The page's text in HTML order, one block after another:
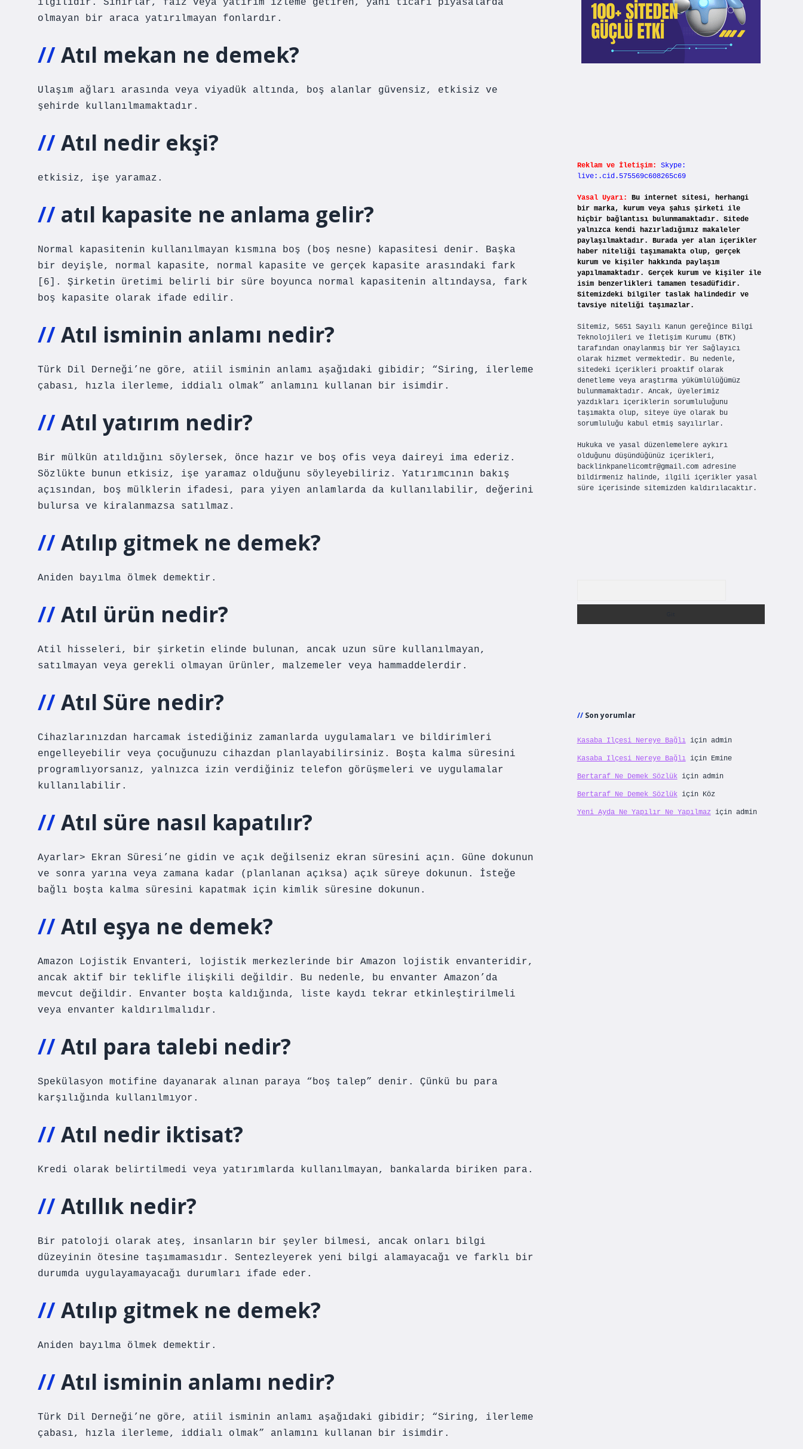
ilgilidir. Sınırlar, faiz veya yatırım izleme getiren, yani ticari piyasalarda
olmayan bir araca yatırılmayan fonlardır.
Atıl mekan ne demek?
Ulaşım ağları arasında veya viyadük altında, boş alanlar güvensiz, etkisiz ve
şehirde kullanılmamaktadır.
Atıl nedir ekşi?
etkisiz, işe yaramaz.
atıl kapasite ne anlama gelir?
Normal kapasitenin kullanılmayan kısmına boş (boş nesne) kapasitesi denir. Başka
bir deyişle, normal kapasite, normal kapasite ve gerçek kapasite arasındaki fark
[6]. Şirketin üretimi belirli bir süre boyunca normal kapasitenin altındaysa, fark
boş kapasite olarak ifade edilir.
Atıl isminin anlamı nedir?
Türk Dil Derneği’ne göre, atiil isminin anlamı aşağıdaki gibidir; “Siring, ilerleme
çabası, hızla ilerleme, iddialı olmak” anlamını kullanan bir isimdir.
Atıl yatırım nedir?
Bir mülkün atıldığını söylersek, önce hazır ve boş ofis veya daireyi ima ederiz.
Sözlükte bunun etkisiz, işe yaramaz olduğunu söyleyebiliriz. Yatırımcının bakış
açısından, boş mülklerin ifadesi, para yiyen anlamlarda da kullanılabilir, değerini
bulursa ve kiralanmazsa satılmaz.
Atılıp gitmek ne demek?
Aniden bayılma ölmek demektir.
Atıl ürün nedir?
Atil hisseleri, bir şirketin elinde bulunan, ancak uzun süre kullanılmayan,
satılmayan veya gerekli olmayan ürünler, malzemeler veya hammaddelerdir.
Atıl Süre nedir?
Cihazlarınızdan harcamak istediğiniz zamanlarda uygulamaları ve bildirimleri
engelleyebilir veya çocuğunuzu cihazdan planlayabilirsiniz. Boşta kalma süresini
programlıyorsanız, yalnızca izin verdiğiniz telefon görüşmeleri ve uygulamalar
kullanılabilir.
Atıl süre nasıl kapatılır?
Ayarlar> Ekran Süresi’ne gidin ve açık değilseniz ekran süresini açın. Güne dokunun
ve sonra yarına veya zamana kadar (planlanan açıksa) açık süreye dokunun. İsteğe
bağlı boşta kalma süresini kapatmak için kimlik süresine dokunun.
Atıl eşya ne demek?
Amazon Lojistik Envanteri, lojistik merkezlerinde bir Amazon lojistik envanteridir,
ancak aktif bir teklifle ilişkili değildir. Bu nedenle, bu envanter Amazon’da
mevcut değildir. Envanter boşta kaldığında, liste kaydı tekrar etkinleştirilmeli
veya envanter kaldırılmalıdır.
Atıl para talebi nedir?
Spekülasyon motifine dayanarak alınan paraya “boş talep” denir. Çünkü bu para
karşılığında kullanılmıyor.
Atıl nedir iktisat?
Kredi olarak belirtilmedi veya yatırımlarda kullanılmayan, bankalarda biriken para.
Atıllık nedir?
Bir patoloji olarak ateş, insanların bir şeyler bilmesi, ancak onları bilgi
düzeyinin ötesine taşımamasıdır. Sentezleyerek yeni bilgi alamayacağı ve farklı bir
durumda uygulayamayacağı durumları ifade eder.
Atılıp gitmek ne demek?
Aniden bayılma ölmek demektir.
Atıl isminin anlamı nedir?
Türk Dil Derneği’ne göre, atiil isminin anlamı aşağıdaki gibidir; “Siring, ilerleme
çabası, hızla ilerleme, iddialı olmak” anlamını kullanan bir isimdir.
Reklam ve İletişim:
Skype:
live:.cid.575569c608265c69
Yasal Uyarı:
Bu internet sitesi, herhangi
bir marka, kurum veya şahıs şirketi ile
hiçbir bağlantısı bulunmamaktadır. Sitede
yalnızca kendi hazırladığımız makaleler
paylaşılmaktadır. Burada yer alan içerikler
haber niteliği taşımamakta olup, gerçek
kurum ve kişiler hakkında paylaşım
yapılmamaktadır. Gerçek kurum ve kişiler ile
isim benzerlikleri tamamen tesadüfidir.
Sitemizdeki bilgiler taslak halindedir ve
tavsiye niteliği taşımazlar.
Sitemiz, 5651 Sayılı Kanun gereğince Bilgi
Teknolojileri ve İletişim Kurumu (BTK)
tarafından onaylanmış bir Yer Sağlayıcı
olarak hizmet vermektedir. Bu nedenle,
sitedeki içerikleri proaktif olarak
denetleme veya araştırma yükümlülüğümüz
bulunmamaktadır. Ancak, üyelerimiz
yazdıkları içeriklerin sorumluluğunu
taşımakta olup, siteye üye olarak bu
sorumluluğu kabul etmiş sayılırlar.
Hukuka ve yasal düzenlemelere aykırı
olduğunu düşündüğünüz içerikleri,
backlinkpanelicomtr@gmail.comadresine
bildirmeniz halinde, ilgili içerikler yasal
süre içerisinde sitemizden kaldırılacaktır.
Son yorumlar
Kasaba Ilçesi Nereye Bağlıiçin admin
Kasaba Ilçesi Nereye Bağlıiçin Emine
Bertaraf Ne Demek Sözlükiçin admin
Bertaraf Ne Demek Sözlükiçin Köz
Yeni Ayda Ne Yapılır Ne Yapılmaziçin admin